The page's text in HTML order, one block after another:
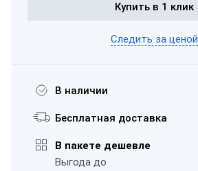
Купить в 1 клик
Следить за ценой
В наличии
Бесплатная доставка
В пакете дешевле
Выгода до